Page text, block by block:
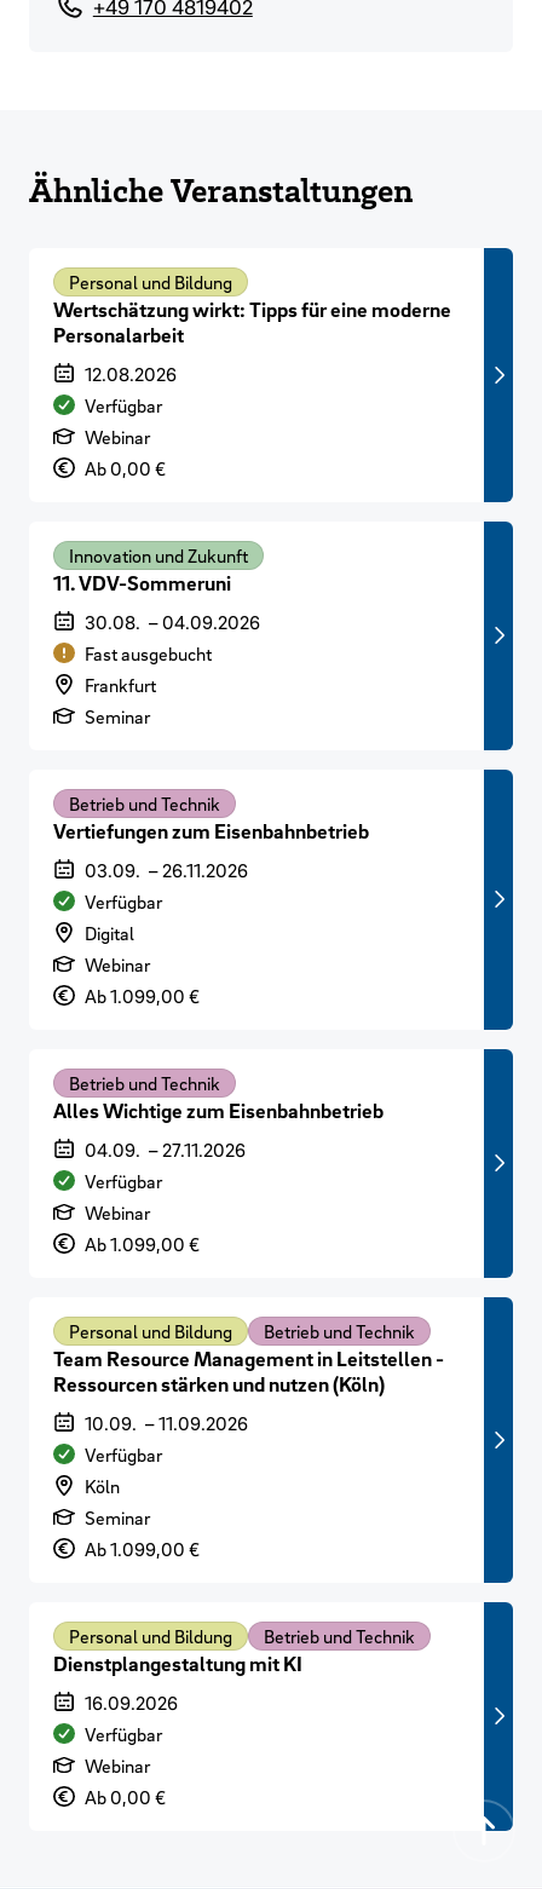
+49 170 4819402
Ähnliche Veranstaltungen
Personal und Bildung
Wertschätzung wirkt: Tipps für eine moderne
Personalarbeit
Veranstaltungszeitraum
12.08.2026
Verfügbarkeit
Verfügbar
Art der Veranstaltung
Webinar
PreisAb 0,00 €
Innovation und Zukunft
11. VDV-Sommeruni
Veranstaltungszeitraum
30.08. –04.09.2026
Verfügbarkeit
Fast ausgebucht
Veranstaltungsort
Frankfurt
Art der Veranstaltung
Seminar
Betrieb und Technik
Vertiefungen zum Eisenbahnbetrieb
Veranstaltungszeitraum
03.09. – 26.11.2026
Verfügbarkeit
Verfügbar
Veranstaltungsort
Digital
Art der Veranstaltung
Webinar
PreisAb 1.099,00 €
Betrieb und Technik
Alles Wichtige zum Eisenbahnbetrieb
Veranstaltungszeitraum
04.09. – 27.11.2026
Verfügbarkeit
Verfügbar
Art der Veranstaltung
Webinar
PreisAb 1.099,00 €
Personal und Bildung Betrieb und Technik
Team Resource Management in Leitstellen -
Ressourcen stärken und nutzen (Köln)
Veranstaltungszeitraum
10.09. –11.09.2026
Verfügbarkeit
Verfügbar
Veranstaltungsort
Köln
Art der Veranstaltung
Seminar
PreisAb 1.099,00 €
Personal und Bildung Betrieb und Technik
Dienstplangestaltung mit KI
Veranstaltungszeitraum
16.09.2026
Verfügbarkeit
Verfügbar
Art der Veranstaltung
Webinar
PreisAb 0,00 €